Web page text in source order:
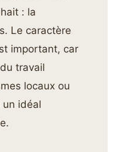
: la
Le caractère
important, car
travail
locaux ou
un idéal